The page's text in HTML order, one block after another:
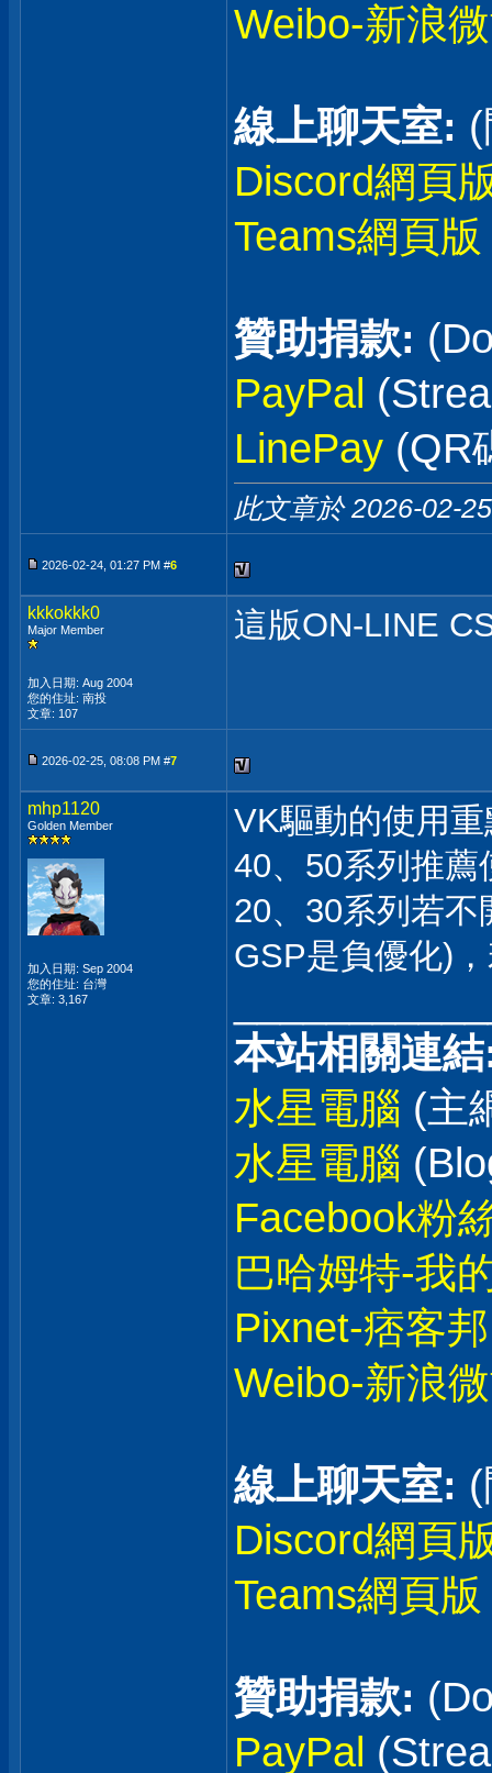
Weibo-新浪
線上聊天室:
Discord網頁
Teams網頁版
贊助捐款:
PayPal
LinePay (QR
此文章於 2026-02-
2026-02-24, 01:27 PM #6
kkkokkk0
Major Member
加入日期: Aug 2004
您的住址: 南投
文章: 107
這版ON-LINE
2026-02-25, 08:08 PM #7
mhp1120
Golden Member
加入日期: Sep 2004
您的住址: 台灣
文章: 3,167
VK驅動的使用
40、50系列推薦
20、30系列若
GSP是負優化)
本站相關連
水星電腦 (主
水星電腦
Facebook粉
巴哈姆特-我
Pixnet-痞客邦
Weibo-新浪
線上聊天室:
Discord網頁
Teams網頁版
贊助捐款:
PayPal